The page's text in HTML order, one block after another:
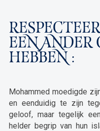
EEN ANDER
HEBBEN :
Mohammed moedigde
en eenduidig te zijn
geloof, maar tegelijk
helder begrip van hun